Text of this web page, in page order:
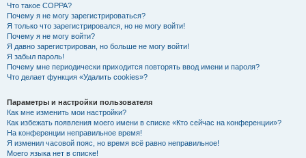
Что такое COPPA?
Почему я не могу зарегистрироваться?
Я только что зарегистрировался, но не могу войти!
Почему я не могу войти?
Я давно зарегистрирован, но больше не могу войти!
Я забыл пароль!
Почему мне периодически приходится повторять ввод имени и пароля?
Что делает функция «Удалить cookies»?
Параметры и настройки пользователя
Как мне изменить мои настройки?
Как избежать появления моего имени в списке «Кто сейчас на конференции»?
На конференции неправильное время!
Я изменил часовой пояс, но время всё равно неправильное!
Моего языка нет в списке!